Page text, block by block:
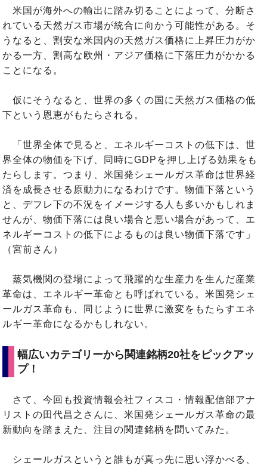
米国が海外への輸出に踏み切ることによって、分断さ
れている天然ガス市場が統合に向かう可能性がある。そ
うなると、割安な米国内の天然ガス価格に上昇圧力がか
かる一方、割高な欧州・アジア価格に下落圧力がかかる
ことになる。
仮にそうなると、世界の多くの国に天然ガス価格の低
下という恩恵がもたらされる。
「世界全体で見ると、エネルギーコストの低下は、世
界全体の物価を下げ、同時にGDPを押し上げる効果をも
たらします。つまり、米国発シェールガス革命は世界経
済を成長させる原動力になるわけです。物価下落という
と、デフレ下の不況をイメージする人も多いかもしれま
せんが、物価下落には良い場合と悪い場合があって、エ
ネルギーコストの低下によるものは良い物価下落です」
（宮前さん）
蒸気機関の登場によって飛躍的な生産力を生んだ産業
革命は、エネルギー革命とも呼ばれている。米国発シェ
ールガス革命も、同じように世界に激変をもたらすエネ
ルギー革命になるかもしれない。
幅広いカテゴリーから関連銘柄20社をピックアッ
プ！
さて、今回も投資情報会社フィスコ・情報配信部アナ
リストの田代昌之さんに、米国発シェールガス革命の最
新動向を踏まえた、注目の関連銘柄を聞いてみた。
シェールガスというと誰もが真っ先に思い浮かべる、